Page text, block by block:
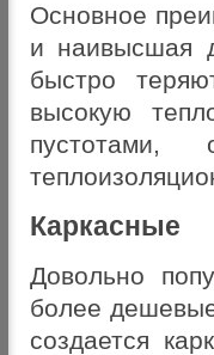
Основное
и наивысшая
быстро
высокую
Каркасные
Довольно
более
создается